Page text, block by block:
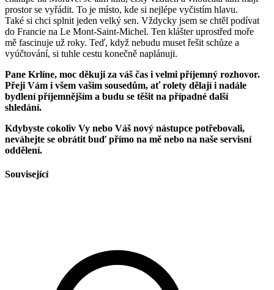
prostor se vyřádit. To je místo, kde si nejlépe vyčistím hlavu.
Také si chci splnit jeden velký sen. Vždycky jsem se chtěl podívat
do Francie na Le Mont-Saint-Michel. Ten klášter uprostřed moře
mě fascinuje už roky. Teď, když nebudu muset řešit schůze a
vyúčtování, si tuhle cestu konečně naplánuji.
Pane Krlíne, moc děkuji za váš čas i velmi příjemný rozhovor.
Přeji Vám i všem vašim sousedům, ať rolety dělají i nadále
bydlení příjemnějším a budu se těšit na případné další
shledání.
Kdybyste cokoliv Vy nebo Váš nový nástupce potřebovali,
neváhejte se obrátit buď přímo na mě nebo na naše servisní
oddělení.
Související